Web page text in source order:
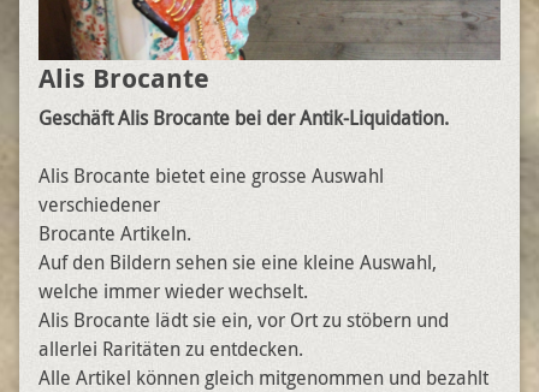
Alis Brocante
Geschäft Alis Brocante bei der Antik-Liquidation.
Alis Brocante bietet eine grosse Auswahl
verschiedener
Brocante Artikeln.
Auf den Bildern sehen sie eine kleine Auswahl,
welche immer wieder wechselt.
Alis Brocante lädt sie ein, vor Ort zu stöbern und
allerlei Raritäten zu entdecken.
Alle Artikel können gleich mitgenommen und bezahlt